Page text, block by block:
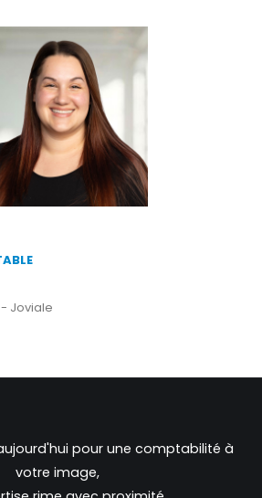
Joviale
pour une comptabilité à
votre image,